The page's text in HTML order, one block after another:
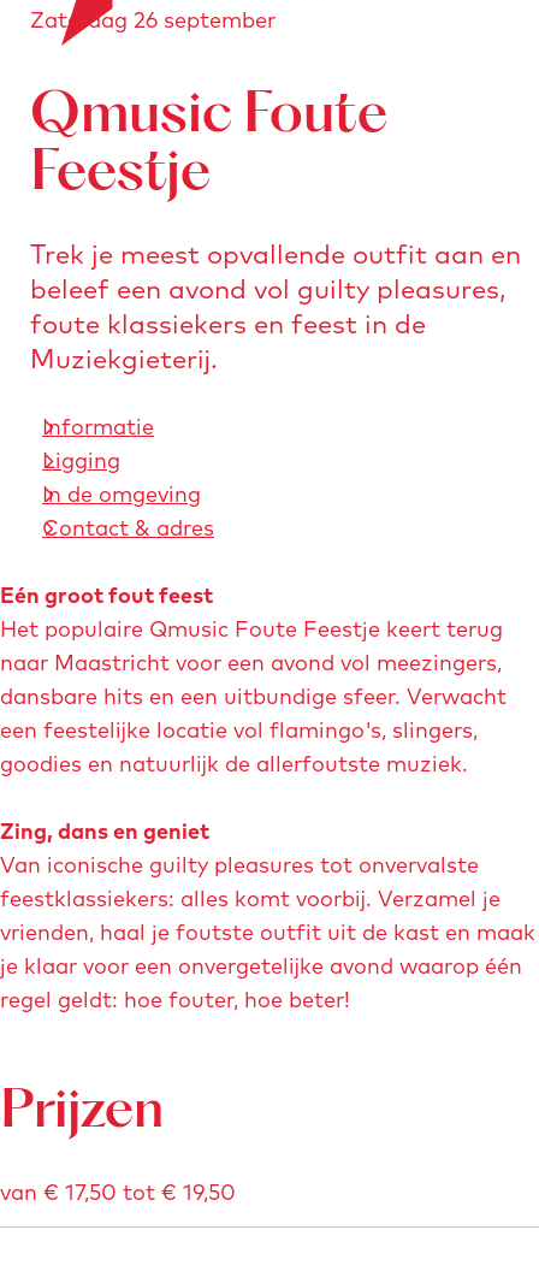
a
a
a
r
h
o
m
e
a
g
e
Qmusic Foute
Feestje
Zaterdag 26 september
Trek je meest opvallende outfit aan en
beleef een avond vol guilty pleasures,
foute klassiekers en feest in de
Muziekgieterij.
o
s
t
n
Informatie
Ligging
In de omgeving
Contact & adres
Eén groot fout feest
Het populaire Qmusic Foute Feestje keert terug
naar Maastricht voor een avond vol meezingers,
dansbare hits en een uitbundige sfeer. Verwacht
een feestelijke locatie vol flamingo's, slingers,
goodies en natuurlijk de allerfoutste muziek.
Zing, dans en geniet
Van iconische guilty pleasures tot onvervalste
feestklassiekers: alles komt voorbij. Verzamel je
vrienden, haal je foutste outfit uit de kast en maak
je klaar voor een onvergetelijke avond waarop één
regel geldt: hoe fouter, hoe beter!
Prijzen
van € 17,50 tot € 19,50